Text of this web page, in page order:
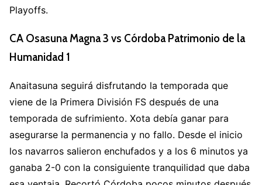
Playoffs.
CA Osasuna Magna 3 vs Córdoba Patrimonio de la
Humanidad 1
Anaitasuna seguirá disfrutando la temporada que
viene de la Primera División FS después de una
temporada de sufrimiento. Xota debía ganar para
asegurarse la permanencia y no fallo. Desde el inicio
los navarros salieron enchufados y a los 6 minutos ya
ganaba 2-0 con la consiguiente tranquilidad que daba